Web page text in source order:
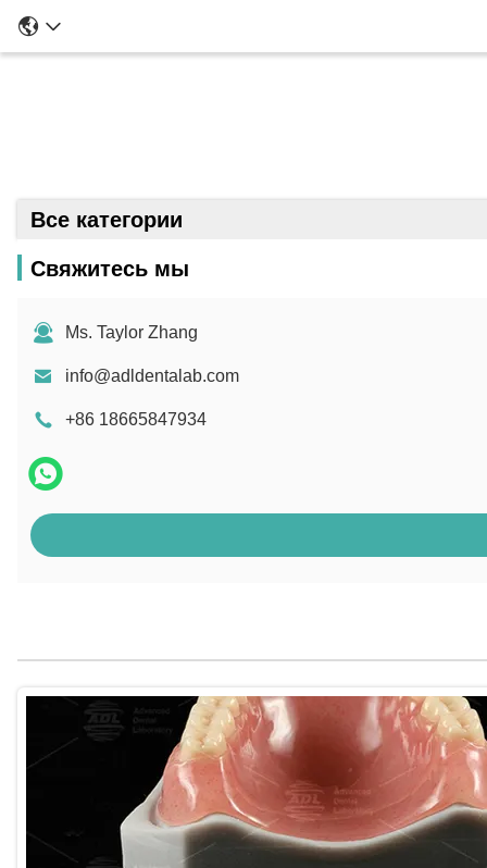
Все категории
Свяжитесь мы
Ms. Taylor Zhang
info@adldentalab.com
+86 18665847934